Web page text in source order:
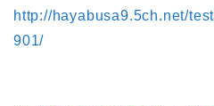
http://hayabusa9.5ch.net/
901/